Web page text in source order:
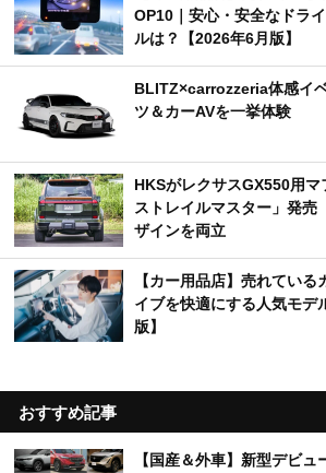
OP10｜安心・安全なドラ
ルは？【2026年6月版】
BLITZ×carrozzeria体感イ
ツ＆カーAVを一挙体験
HKSがレクサスGX550用マ
ストレイルマスター」発
ザインを両立
【カー用品店】売れてい
イブを快適にする人気モデ
版】
おすすめ記事
【国産＆外車】新型デビ